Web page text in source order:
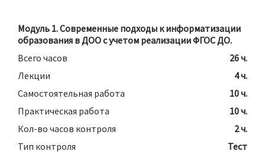
Модуль 1. Современные подходы к информатизации
образования в ДОО с учетом реализации ФГОС ДО.
Всего часов
26 ч.
Лекции
4 ч.
Самостоятельная работа
10 ч.
Практическая работа
10 ч.
Кол-во часов контроля
2 ч.
Тип контроля
Тест